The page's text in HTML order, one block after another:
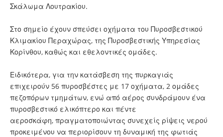
Σκάλωμα Λουτρακίου.
Στο σημείο έχουν σπεύσει οχήματα του Πυροσβεστικού
Κλιμακίου Περαχώρας, της Πυροσβεστικής Υπηρεσίας
Κορίνθου, καθώς και εθελοντικές ομάδες.
Ειδικότερα, για την κατάσβεση της πυρκαγιάς
επιχειρούν 56 πυροσβέστες με 17 οχήματα, 2 ομάδες
πεζοπόρων τμημάτων, ενώ από αέρος συνδράμουν ένα
πυροσβεστικό ελικόπτερο και πέντε
αεροσκάφη, πραγματοποιώντας συνεχείς ρίψεις νερού
προκειμένου να περιορίσουν τη δυναμική της φωτιάς